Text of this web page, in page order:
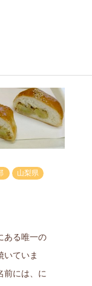
山梨県
ある唯一の
いていま
前には、に